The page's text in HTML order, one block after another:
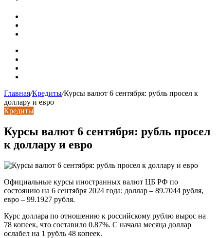
Главная/Кредиты/Курсы валют 6 сентября: рубль просел к
доллару и евро
Кредиты
Курсы валют 6 сентября: рубль просел
к доллару и евро
Официальные курсы иностранных валют ЦБ РФ по
состоянию на 6 сентября 2024 года: доллар – 89.7044 рубля,
евро – 99.1927 рубля.
Курс доллара по отношению к российскому рублю вырос на
78 копеек, что составило 0.87%. С начала месяца доллар
ослабел на 1 рубль 48 копеек.